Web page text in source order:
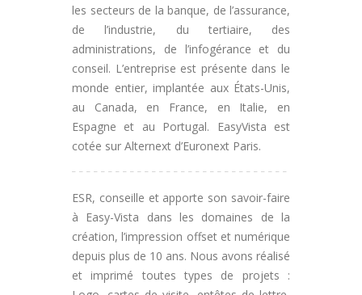
les secteurs de la banque, de l’assurance,
de l’industrie, du tertiaire, des
administrations, de l’infogérance et du
conseil. L’entreprise est présente dans le
monde entier, implantée aux États-Unis,
au Canada, en France, en Italie, en
Espagne et au Portugal. EasyVista est
cotée sur Alternext d’Euronext Paris.
ESR, conseille et apporte son savoir-faire
à Easy-Vista dans les domaines de la
création, l’impression offset et numérique
depuis plus de 10 ans. Nous avons réalisé
et imprimé toutes types de projets :